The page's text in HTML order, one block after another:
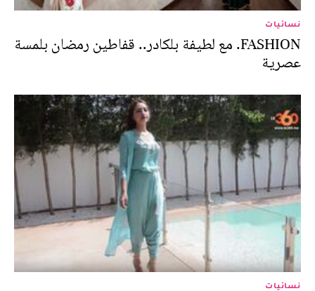
نسائيات
FASHION. مع لطيفة بلكادر.. قفاطين رمضان بلمسة
عصرية
نسائيات